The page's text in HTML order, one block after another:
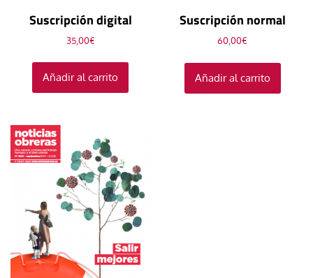
Suscripción digital
35,00€
Añadir al carrito
Suscripción normal
60,00€
Añadir al carrito